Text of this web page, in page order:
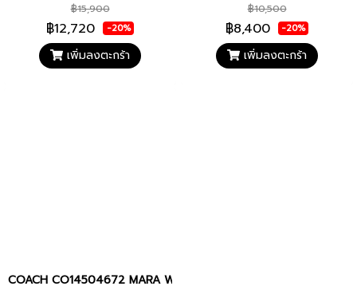
฿15,900
฿12,720 -20%
เพิ่มลงตะกร้า
฿10,500
฿8,400 -20%
เพิ่มลงตะกร้า
COACH CO14504672 MARA Women watch นาฬิกา นาฬิกาข้อมือ น